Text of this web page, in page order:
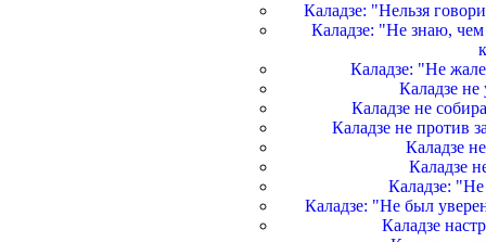
Каладзе: "Нельзя
Каладзе: "Не знаю, чем
Каладзе: "Не
Каладзе
Каладзе не
Каладзе не против
Каладзе
Каладзе
Каладзе:
Каладзе: "Не был
Каладзе